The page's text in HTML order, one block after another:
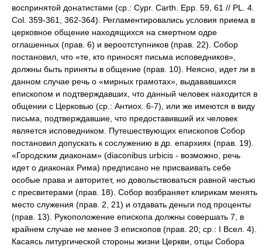
воспринятой донатистами (ср.: Cypr. Carth. Epp. 59, 61 // PL. 4.
Col. 359-361, 362-364). Регламентировались условия приема в
церковное общение находящихся на смертном одре
оглашенных (прав. 6) и вероотступников (прав. 22). Собор
постановил, что «те, кто приносят письма исповедников»,
должны быть приняты в общение (прав. 10). Неясно, идет ли в
данном случае речь о «мирных грамотах», выдававшихся
епископом и подтверждавших, что данный человек находится в
общении с Церковью (ср.: Антиох. 6-7), или же имеются в виду
письма, подтверждавшие, что предоставивший их человек
является исповедником. Путешествующих епископов Собор
постановил допускать к сослужению в др. епархиях (прав. 19).
«Городским диаконам» (diaconibus urbicis - возможно, речь
идет о диаконах Рима) предписано не присваивать себе
особые права и авторитет, но довольствоваться равной честью
с пресвитерами (прав. 18). Собор возбраняет клирикам менять
место служения (прав. 2, 21) и отдавать деньги под проценты
(прав. 13). Рукоположение епископа должны совершать 7, в
крайнем случае не менее 3 епископов (прав. 20; ср.: I Всел. 4).
Касаясь литургической стороны жизни Церкви, отцы Собора